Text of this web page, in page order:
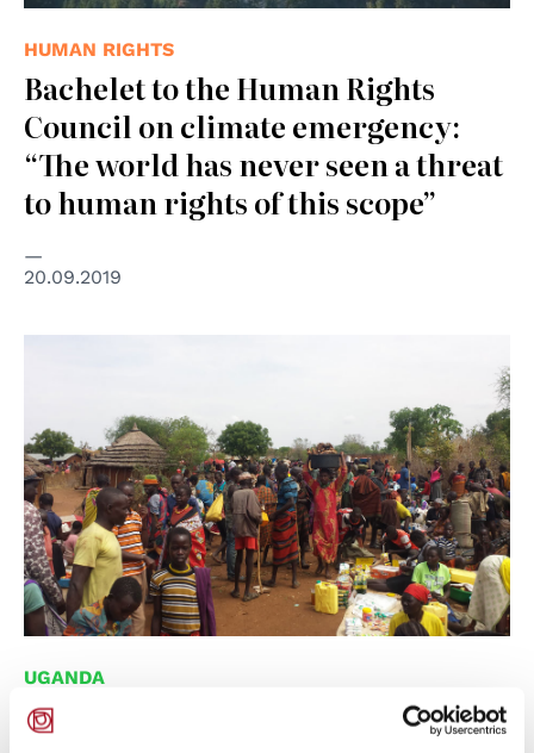
HUMAN RIGHTS
Bachelet to the Human Rights
Council on climate emergency:
“The world has never seen a threat
to human rights of this scope”
20.09.2019
UGANDA
Think Globally, Act Locally: